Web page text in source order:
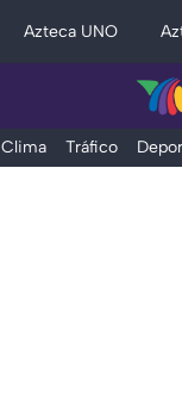
Azteca UNO
Clima Tráfico